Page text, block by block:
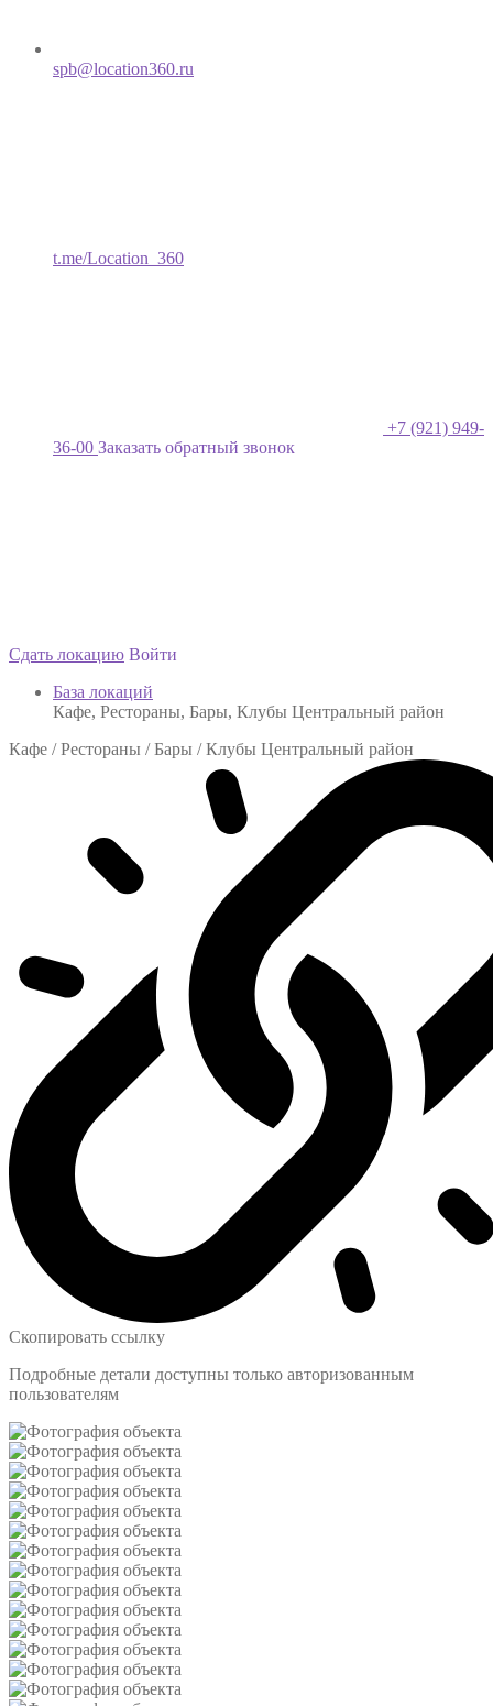
spb@location360.ru
t.me/Location_360
+7 (921) 949-
36-00 Заказать обратный звонок
Сдать локацию Войти
База локаций
Кафе, Рестораны, Бары, Клубы Центральный район
Кафе / Рестораны / Бары / Клубы Центральный район
Скопировать ссылку
Подробные детали доступны только авторизованным
пользователям